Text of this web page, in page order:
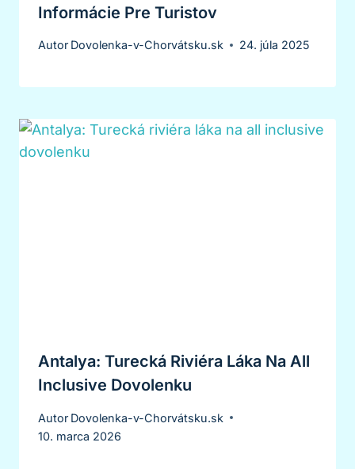
Informácie Pre Turistov
Autor Dovolenka-v-Chorvátsku.sk 24. júla 2025
Antalya: Turecká Riviéra Láka Na All
Inclusive Dovolenku
Autor Dovolenka-v-Chorvátsku.sk
10. marca 2026